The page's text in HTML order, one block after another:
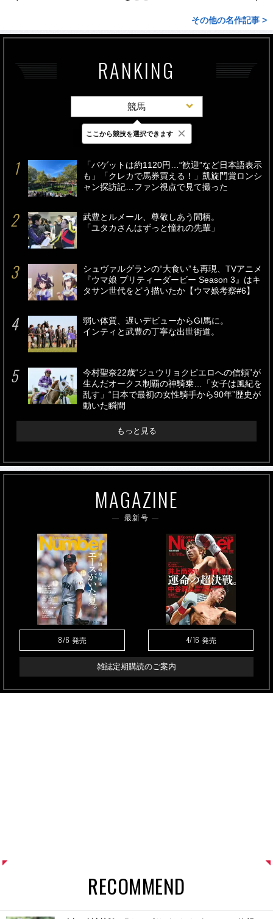
その他の名作記事 >
RANKING
競馬
最新 24時間 週間
「バゲットは約1120円…“歓迎”など日本語表示
も」「クレカで馬券買える！」凱旋門賞ロンシ
ャン探訪記…ファン視点で見て撮った
武豊とルメール、尊敬しあう間柄。
「ユタカさんはずっと憧れの先輩」
シュヴァルグランの“大食い”も再現、TVアニメ
『ウマ娘 プリティーダービー Season 3』はキ
タサン世代をどう描いたか【ウマ娘考察#6】
弱い体質、遅いデビューからGI馬に。
インティと武豊の丁寧な出世街道。
今村聖奈22歳“ジュウリョクピエロへの信頼”が
生んだオークス制覇の神騎乗…「女子は風紀を
乱す」“日本で最初の女性騎手から90年”歴史が
動いた瞬間
もっと見る
MAGAZINE
最新号
8/6 発売 4/16 発売
雑誌定期購読のご案内
RECOMMEND
ここから競技を選択できます ×